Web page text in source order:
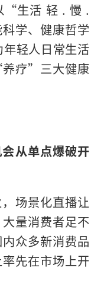
“生活 轻 . 慢 .
学、健康哲学
轻人日常生活
疗”三大健康
从单点爆破开
场景化直播让
量消费者足不
众多新消费品
先在市场上开